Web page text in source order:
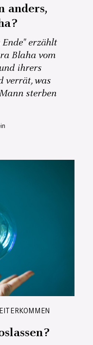
anders,
erzählt
Blaha vom
ihrers
verrät, was
sterben